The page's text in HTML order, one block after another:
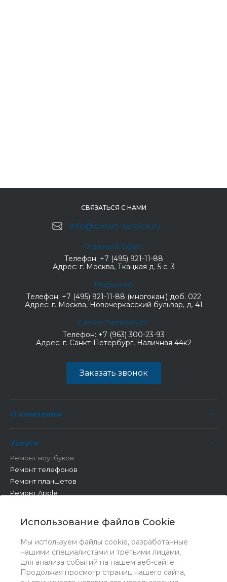
Использование файлов Cookie
Мы используем файлы cookie, разработанные
нашими специалистами и третьими лицами,
для анализа событий на нашем веб-сайте.
Продолжая просмотр страниц нашего сайта,
СВЯЗАТЬСЯ С НАМИ
info@smart-service.ru
Главный офис
Телефон: +7 (495) 921-11-88
Адрес: г. Москва, Ткацкая д. 5 с. 3
Марьино
Телефон: +7 (495) 921-11-88 (многокан.) доб. 022
Адрес: г. Москва, Новочеркасский бульвар, д. 41
Санкт-Петербург
Телефон: +7 (963) 300-23-93
Адрес: г. Санкт-Петербург, Наличная 44к2
Заказать звонок
О компании
Услуги
Ремонт ноутбуков
Ремонт телефонов
Ремонт планшетов
Ремонт Apple